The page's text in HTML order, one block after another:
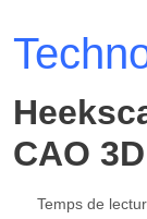
CAO
Temps de